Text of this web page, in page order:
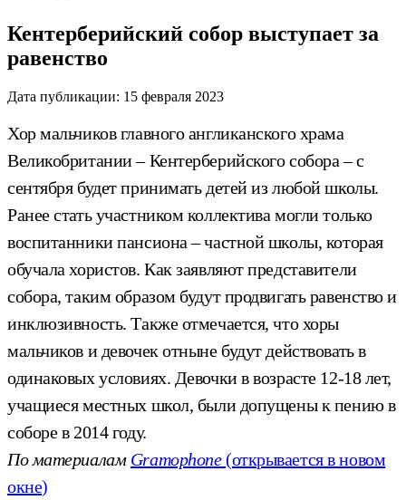
Кентерберийский собор выступает за
равенство
Дата публикации: 15 февраля 2023
Хор мальчиков главного англиканского храма
Великобритании – Кентерберийского собора – с
сентября будет принимать детей из любой школы.
Ранее стать участником коллектива могли только
воспитанники пансиона – частной школы, которая
обучала хористов. Как заявляют представители
собора, таким образом будут продвигать равенство и
инклюзивность. Также отмечается, что хоры
мальчиков и девочек отныне будут действовать в
одинаковых условиях. Девочки в возрасте 12-18 лет,
учащиеся местных школ, были допущены к пению в
соборе в 2014 году.
По материалам Gramophone(открывается в новом
окне)